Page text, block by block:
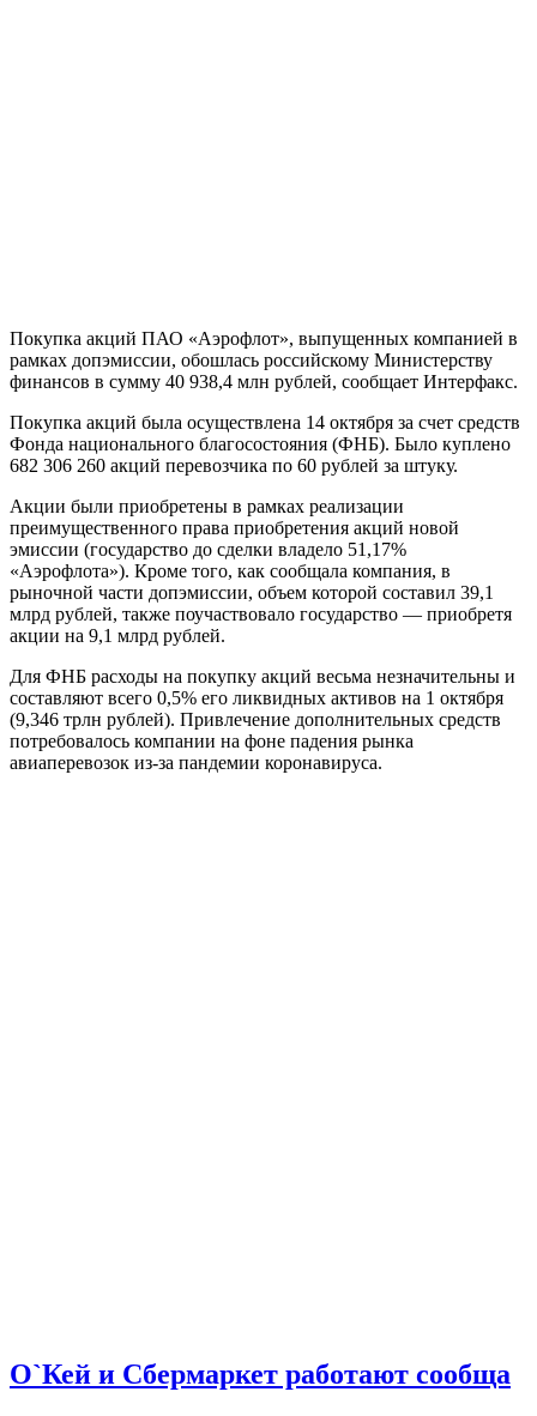
Покупка акций ПАО «Аэрофлот», выпущенных компанией в
рамках допэмиссии, обошлась российскому Министерству
финансов в сумму 40 938,4 млн рублей, сообщает Интерфакс.
Покупка акций была осуществлена 14 октября за счет средств
Фонда национального благосостояния (ФНБ). Было куплено
682 306 260 акций перевозчика по 60 рублей за штуку.
Акции были приобретены в рамках реализации
преимущественного права приобретения акций новой
эмиссии (государство до сделки владело 51,17%
«Аэрофлота»). Кроме того, как сообщала компания, в
рыночной части допэмиссии, объем которой составил 39,1
млрд рублей, также поучаствовало государство — приобретя
акции на 9,1 млрд рублей.
Для ФНБ расходы на покупку акций весьма незначительны и
составляют всего 0,5% его ликвидных активов на 1 октября
(9,346 трлн рублей). Привлечение дополнительных средств
потребовалось компании на фоне падения рынка
авиаперевозок из-за пандемии коронавируса.
О`Кей и Сбермаркет работают сообща